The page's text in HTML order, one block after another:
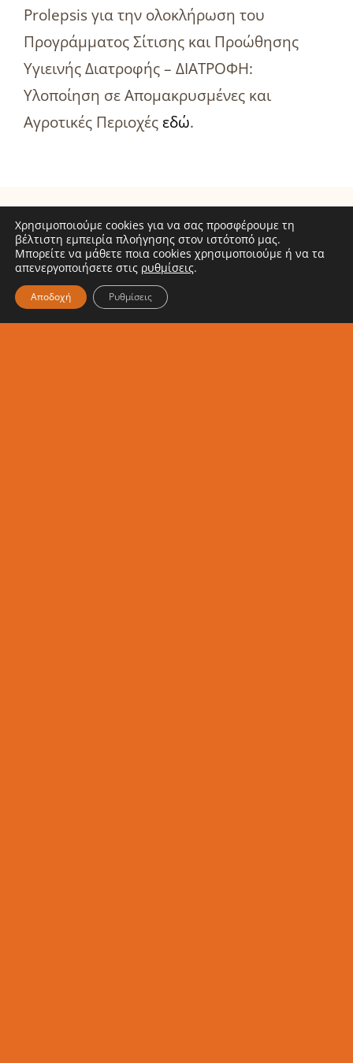
Prolepsis για την ολοκλήρωση του
Προγράμματος Σίτισης και Προώθησης
Υγιεινής Διατροφής – ΔΙΑΤΡΟΦΗ:
Υλοποίηση σε Απομακρυσμένες και
Αγροτικές Περιοχέςεδώ.
Related Posts
ΑΒ
Βασιλόπουλος:
Σταθερός
σύμμαχος
Χρησιμοποιούμε cookies για να σας προσφέρουμε τη
βέλτιστη εμπειρία πλοήγησης στον ιστότοπό μας.
Μπορείτε να μάθετε ποια cookies χρησιμοποιούμε ή να τα
απενεργοποιήσετε στις ρυθμίσεις.
Αποδοχή Ρυθμίσεις